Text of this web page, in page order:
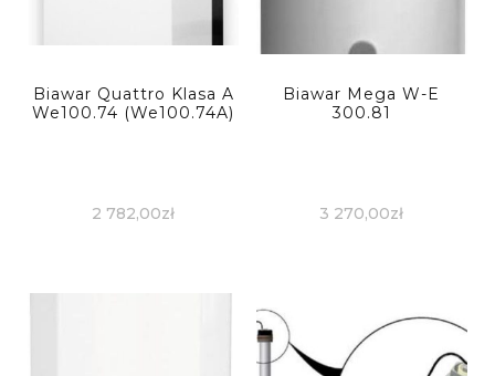
Biawar Quattro Klasa A
We100.74 (We100.74A)
2 782,00zł
Biawar Mega W-E
300.81
3 270,00zł